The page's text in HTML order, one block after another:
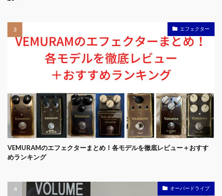
エフェクター
VEMURAMのエフェクターまとめ！各モデルを徹底レビュー＋おすす
めランキング
オーバードライブ